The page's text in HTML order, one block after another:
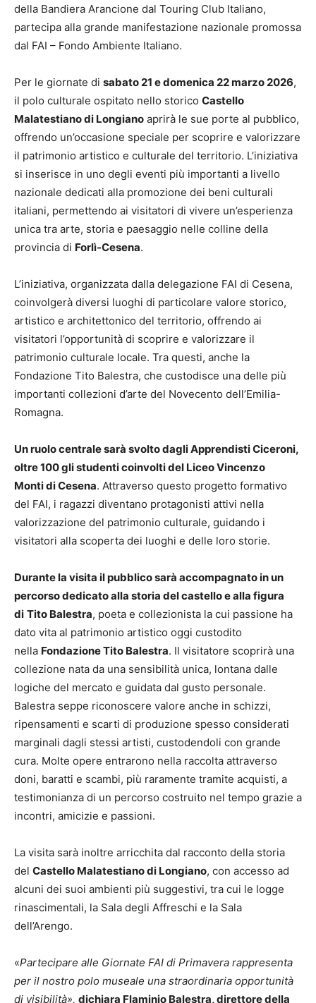
della Bandiera Arancione dal Touring Club Italiano,
partecipa alla grande manifestazione nazionale promossa
dal FAI – Fondo Ambiente Italiano.
Per le giornate di sabato 21 e domenica 22 marzo 2026,
il polo culturale ospitato nello storico Castello
Malatestiano di Longiano aprirà le sue porte al pubblico,
offrendo un’occasione speciale per scoprire e valorizzare
il patrimonio artistico e culturale del territorio. L’iniziativa
si inserisce in uno degli eventi più importanti a livello
nazionale dedicati alla promozione dei beni culturali
italiani, permettendo ai visitatori di vivere un’esperienza
unica tra arte, storia e paesaggio nelle colline della
provincia di Forlì-Cesena.
L’iniziativa, organizzata dalla delegazione FAI di Cesena,
coinvolgerà diversi luoghi di particolare valore storico,
artistico e architettonico del territorio, offrendo ai
visitatori l’opportunità di scoprire e valorizzare il
patrimonio culturale locale. Tra questi, anche la
Fondazione Tito Balestra, che custodisce una delle più
importanti collezioni d’arte del Novecento dell’Emilia-
Romagna.
Un ruolo centrale sarà svolto dagli Apprendisti Ciceroni,
oltre 100 gli studenti coinvolti del Liceo Vincenzo
Monti di Cesena. Attraverso questo progetto formativo
del FAI, i ragazzi diventano protagonisti attivi nella
valorizzazione del patrimonio culturale, guidando i
visitatori alla scoperta dei luoghi e delle loro storie.
Durante la visita il pubblico sarà accompagnato in un
percorso dedicato alla storia del castello e alla figura
di Tito Balestra, poeta e collezionista la cui passione ha
dato vita al patrimonio artistico oggi custodito
nella Fondazione Tito Balestra. Il visitatore scoprirà una
collezione nata da una sensibilità unica, lontana dalle
logiche del mercato e guidata dal gusto personale.
Balestra seppe riconoscere valore anche in schizzi,
ripensamenti e scarti di produzione spesso considerati
marginali dagli stessi artisti, custodendoli con grande
cura. Molte opere entrarono nella raccolta attraverso
doni, baratti e scambi, più raramente tramite acquisti, a
testimonianza di un percorso costruito nel tempo grazie a
incontri, amicizie e passioni.
La visita sarà inoltre arricchita dal racconto della storia
del Castello Malatestiano di Longiano, con accesso ad
alcuni dei suoi ambienti più suggestivi, tra cui le logge
rinascimentali, la Sala degli Affreschi e la Sala
dell’Arengo.
«Partecipare alle Giornate FAI di Primavera rappresenta
per il nostro polo museale una straordinaria opportunità
di visibilità», dichiara Flaminio Balestra, direttore della